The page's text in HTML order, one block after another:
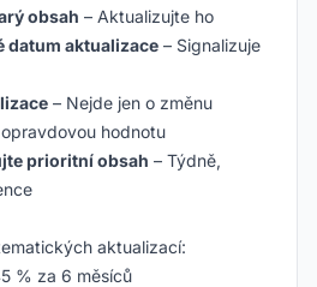
obsah – Aktualizujte ho
datum aktualizace – Signalizuje
– Nejde jen o změnu
hodnotu
prioritní obsah – Týdně,
aktualizací:
% za 6 měsíců